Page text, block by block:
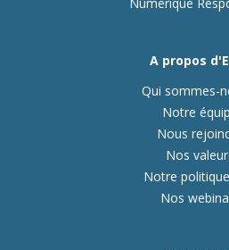
A propos
Qui sommes-
Notre
Nous
Nos
Notre
Nos